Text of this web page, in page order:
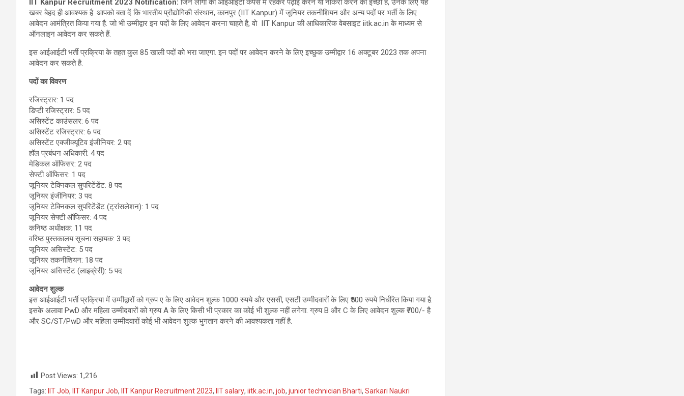
IIT Kanpur Recruitment 2023 Notification: जिन लोगों का आईआईटी कैंपस में रहकर पढ़ाई करने या नौकरी करने की इच्छा है, उनके लिए यह
खबर बेहद ही आवश्‍यक है. आपको बता दें कि भारतीय प्रौद्योगिकी संस्थान, कानपुर (IIT Kanpur) में जूनियर तकनीशियन और अन्य पदों पर भर्ती के लिए
आवेदन आमंत्रित किया गया है. जो भी उम्मीद्वार इन पदों के लिए आवेदन करना चाहते है, वो IIT Kanpur की आधिकारिक वेबसाइट iitk.ac.in के माध्यम से
ऑनलाइन आवेदन कर सकते हैं.
इस आईआईटी भर्ती प्रक्रिया के तहत कुल 85 खाली पदों को भरा जाएगा. इन पदों पर आवेदन करने के लिए इच्‍छुक उम्‍मीद्वार 16 अक्टूबर 2023 तक अपना
आवेदन कर सकते है.
पदों का विवरण
रजिस्ट्रार: 1 पद
डिप्टी रजिस्ट्रार: 5 पद
असिस्टेंट काउंसलर: 6 पद
असिस्टेंट रजिस्ट्रार: 6 पद
असिस्टेंट एक्जीक्यूटिव इंजीनियर: 2 पद
हॉल प्रबंधन अधिकारी: 4 पद
मेडिकल ऑफिसर: 2 पद
सेफ्टी ऑफिसर: 1 पद
जूनियर टेक्निकल सुपरिटेंडेंट: 8 पद
जूनियर इंजीनियर: 3 पद
जूनियर टेक्निकल सुपरिटेंडेंट (ट्रांसलेशन): 1 पद
जूनियर सेफ्टी ऑफिसर: 4 पद
कनिष्ठ अधीक्षक: 11 पद
वरिष्ठ पुस्तकालय सूचना सहायक: 3 पद
जूनियर असिस्टेंट: 5 पद
जूनियर तकनीशियन: 18 पद
जूनियर असिस्टेंट (लाइब्रेरी): 5 पद
आवेदन शुल्क
इस आईआईटी भर्ती प्रक्रिया में उम्मीद्वारों को ग्रुप ए के लिए आवेदन शुल्क 1000 रुपये और एससी, एसटी उम्मीदवारों के लिए ₹500 रुपये निर्धरित किया गया है.
इसके अलावा PwD और महिला उम्मीदवारों को ग्रुप A के लिए किसी भी प्रकार का कोई भी शुल्क नहीं लगेगा. ग्रुप B और C के लिए आवेदन शुल्क ₹700/- है
और SC/ST/PwD और महिला उम्मीदवारों कोई भी आवेदन शुल्क भुगतान करने की आवश्‍यकता नहीं है.
Post Views: 1,216
Tags:
IIT Job, IIT Kanpur Job, IIT Kanpur Recruitment 2023, IIT salary, iitk.ac.in, job, junior technician Bharti, Sarkari Naukri